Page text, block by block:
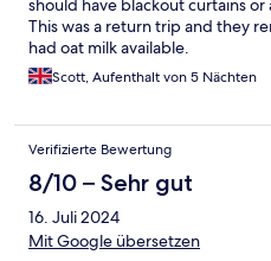
should have blackout curtains
This was a return trip and they
had oat milk available.
Scott, Aufenthalt von 5 Nächten
Verifizierte Bewertung
8/10 – Sehr gut
16. Juli 2024
Mit Google übersetzen